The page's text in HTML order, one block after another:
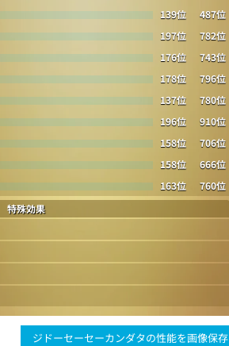
139位
487位
197位
782位
176位
743位
178位
796位
137位
780位
196位
910位
158位
706位
158位
666位
163位
760位
特殊効果
ジドーセーセーカンダタの性能を画像保存